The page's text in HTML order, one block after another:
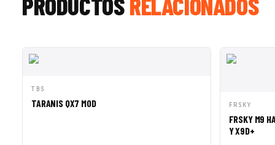
VISTA RÁPIDA
TBS
TARANIS QX7 MOD VISTA
FRSKY
FRSKY M9
Y X9D+